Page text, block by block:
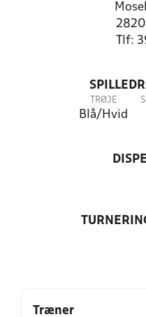
Tlf:
TRØJE
Blå/Hvid
Træner